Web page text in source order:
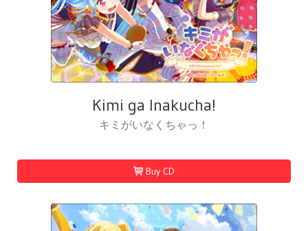
Kimi ga Inakucha!
キミがいなくちゃっ！
Buy CD